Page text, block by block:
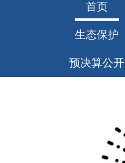
首页
生态保护
预决算公开